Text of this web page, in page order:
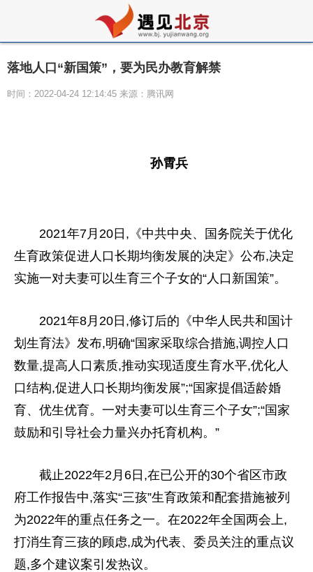
落地人口“新国策”，要为民办教育解禁
时间：2022-04-24 12:14:45 来源：腾讯网
孙霄兵
2021年7月20日,《中共中央、国务院关于优化
生育政策促进人口长期均衡发展的决定》公布,决定
实施一对夫妻可以生育三个子女的“人口新国策”。
2021年8月20日,修订后的《中华人民共和国计
划生育法》发布,明确“国家采取综合措施,调控人口
数量,提高人口素质,推动实现适度生育水平,优化人
口结构,促进人口长期均衡发展”;“国家提倡适龄婚
育、优生优育。一对夫妻可以生育三个子女”;“国家
鼓励和引导社会力量兴办托育机构。”
截止2022年2月6日,在已公开的30个省区市政
府工作报告中,落实“三孩”生育政策和配套措施被列
为2022年的重点任务之一。在2022年全国两会 上,
打消生育三孩的顾虑,成为代表、 委员关注的重点议
题,多个建议案引发热议。